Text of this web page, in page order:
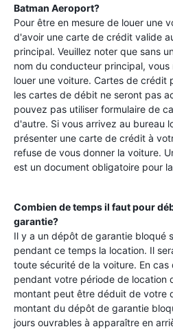
Batman Aeroport?
Pour être en mesure de louer une
d'avoir une carte de crédit valide
principal. Veuillez noter que sans
nom du conducteur principal,
louer une voiture. Cartes de crédit
les cartes de débit ne seront pas
pouvez pas utiliser formulaire de
d'autre. Si vous arrivez au bureau
présenter une carte de crédit à
refuse de vous donner la voiture.
est un document obligatoire pour
Combien de temps il faut pour
garantie?
Il y a un dépôt de garantie bloqué
pendant ce temps la location. Il
toute sécurité de la voiture. En cas
pendant votre période de location
montant peut être déduit de votre
montant du dépôt de garantie
jours ouvrables à apparaître en